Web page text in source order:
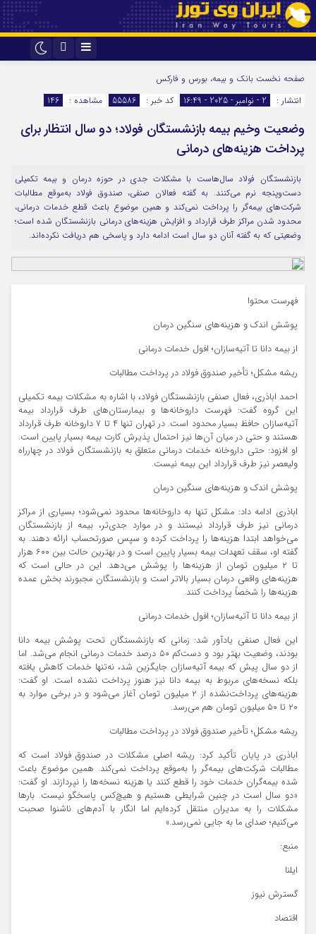
اینستاگرام
صفحه نخست بانک و بیمه، بورس و فارکس
انتشار :
2 - نوامبر - 2025 - 16:49 کد خبر : 55586 مشاهده : 146
وضعیت وخیم بیمه بازنشستگان فولاد؛ دو سال انتظار برای
پرداخت هزینه‌های درمانی
بازنشستگان فولاد سال‌هاست با مشکلات جدی در حوزه درمان و بیمه تکمیلی
دست‌وپنجه نرم می‌کنند. به گفته فعالان صنفی، صندوق فولاد به‌موقع مطالبات
شرکت‌های بیمه‌گر را پرداخت نمی‌کند و همین موضوع باعث قطع خدمات درمانی،
محدود شدن مراکز طرف قرارداد و افزایش هزینه‌های درمانی بازنشستگان شده است؛
وضعیتی که به گفته آنان دو سال است ادامه دارد و پاسخی هم دریافت نکرده‌اند.
فهرست محتوا
پوشش اندک و هزینه‌های سنگین درمان
از بیمه دانا تا آتیه‌سازان؛ افول خدمات درمانی
ریشه مشکل؛ تأخیر صندوق فولاد در پرداخت مطالبات
احمد اباذری، فعال صنفی بازنشستگان فولاد، با اشاره به مشکلات بیمه تکمیلی
این گروه گفت: فهرست داروخانه‌ها و بیمارستان‌های طرف قرارداد بیمه
آتیه‌سازان حافظ بسیار محدود است. در تهران تنها ۴ تا ۷ داروخانه طرف قرارداد
هستند و حتی در میان آن‌ها نیز احتمال پذیرش کارت بیمه بسیار پایین است.
او افزود: حتی داروخانه خدمات درمانی متعلق به بازنشستگان فولاد در چهارراه
ولیعصر نیز طرف قرارداد این بیمه نیست.
پوشش اندک و هزینه‌های سنگین درمان
اباذری ادامه داد: مشکل تنها به داروخانه‌ها محدود نمی‌شود؛ بسیاری از مراکز
درمانی نیز طرف قرارداد نیستند و در موارد جدی‌تر، بیمه از بازنشستگان
می‌خواهد ابتدا هزینه‌ها را پرداخت کرده و سپس صورتحساب ارائه دهند. به
گفته او، سقف تعهدات بیمه بسیار پایین است و در بهترین حالت بین ۶۰۰ هزار
تا ۲ میلیون تومان از هزینه‌ها را پوشش می‌دهد. این در حالی است که
هزینه‌های واقعی درمان بسیار بالاتر است و بازنشستگان مجبورند بخش عمده
هزینه‌ها را شخصاً پرداخت کنند.
از بیمه دانا تا آتیه‌سازان؛ افول خدمات درمانی
این فعال صنفی یادآور شد: زمانی که بازنشستگان تحت پوشش بیمه دانا
بودند، وضعیت بهتر بود و دست‌کم ۵۰ درصد خدمات درمانی انجام می‌شد. اما
از دو سال پیش که بیمه آتیه‌سازان جایگزین شد، نه‌تنها خدمات کاهش یافته
بلکه نسخه‌های مربوط به بیمه دانا نیز هنوز پرداخت نشده است. او گفت:
هزینه‌های پرداخت‌نشده از ۲ میلیون تومان آغاز می‌شود و در برخی موارد به
۲۰ تا ۵۰ میلیون تومان هم می‌رسد.
ریشه مشکل؛ تأخیر صندوق فولاد در پرداخت مطالبات
اباذری در پایان تأکید کرد: ریشه اصلی مشکلات در صندوق فولاد است که
مطالبات شرکت‌های بیمه‌گر را به‌موقع پرداخت نمی‌کند. همین موضوع باعث
شده بیمه‌گران خدمات خود را قطع کنند یا هزینه نسخه‌ها را نپردازند. او گفت:
«دو سال است در چنین شرایطی هستیم و هیچ‌کس پاسخگو نیست. بارها
مشکلات را به مدیران منتقل کرده‌ایم اما انگار با آدم‌های ناشنوا صحبت
می‌کنیم؛ صدای ما به جایی نمی‌رسد.»
منبع:
ایلنا
گسترش نیوز
اقتصاد